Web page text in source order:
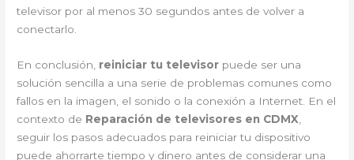
televisor por al menos 30 segundos antes de volver a
conectarlo.
En conclusión, reiniciar tu televisor puede ser una
solución sencilla a una serie de problemas comunes como
fallos en la imagen, el sonido o la conexión a Internet. En el
contexto de Reparación de televisores en CDMX
seguir los pasos adecuados para reiniciar tu dispositivo
puede ahorrarte tiempo y dinero antes de considerar una